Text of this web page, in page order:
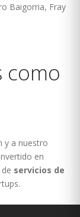
Baigorria, Fray
como
y a nuestro
en
servicios de